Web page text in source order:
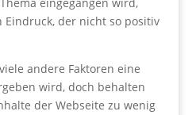
der nicht so positiv
andere Faktoren eine
wird, doch behalten
der Webseite zu wenig